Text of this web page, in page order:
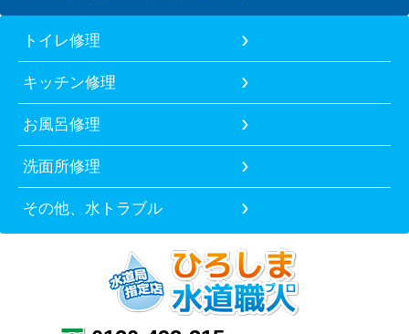
トイレ修理
キッチン修理
お風呂修理
洗面所修理
その他、水トラブル